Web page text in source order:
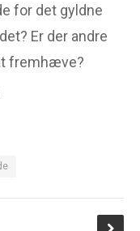
for det gyldne
Er der andre
fremhæve?